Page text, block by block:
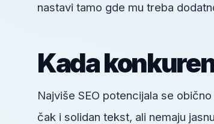
nastavi tamo gde mu treba
Kada
Najviše SEO potencijala se
čak i solidan tekst, ali nemaju